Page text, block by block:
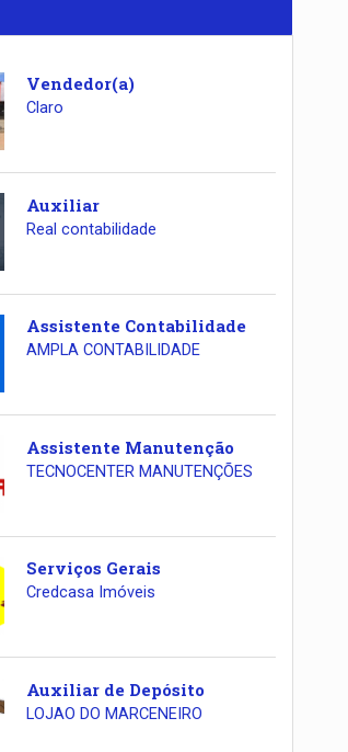
Vendedor(a)
Claro
Auxiliar
Real contabilidade
Assistente Contabilidade
AMPLA CONTABILIDADE
Assistente Manutenção
TECNOCENTER MANUTENÇÕES
Serviços Gerais
Credcasa Imóveis
Auxiliar de Depósito
LOJAO DO MARCENEIRO